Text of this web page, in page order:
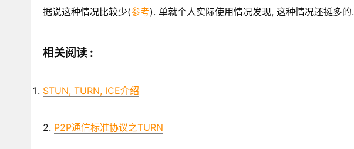
据说这种情况比较少(参考). 单就个人实际使用情况发现, 这种情况还挺多的.
相关阅读 :
STUN, TURN, ICE介绍
2. P2P通信标准协议之TURN